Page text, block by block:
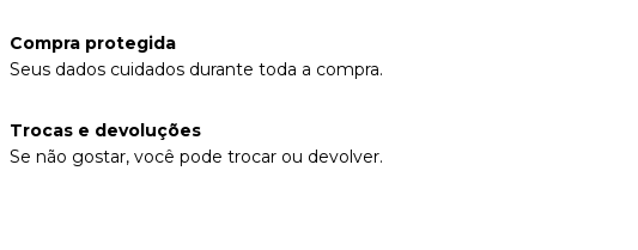
Compra protegida
Seus dados cuidados durante toda a compra.
Trocas e devoluções
Se não gostar, você pode trocar ou devolver.